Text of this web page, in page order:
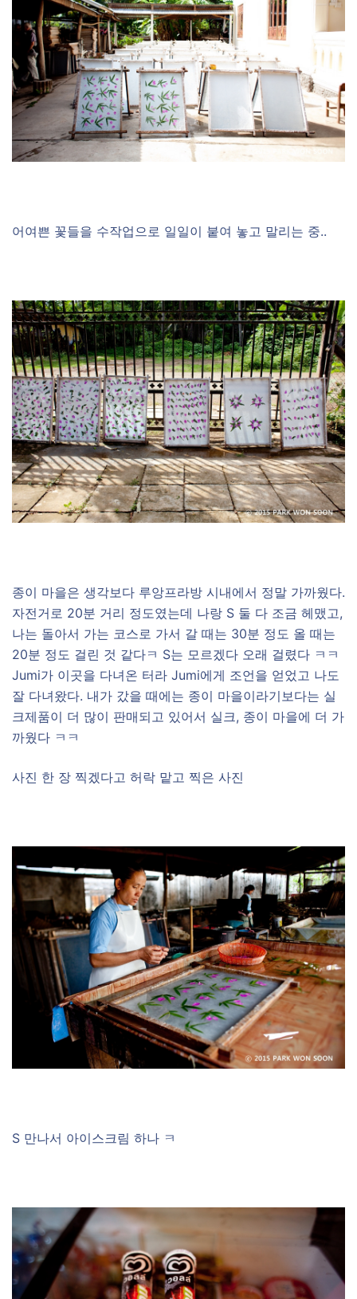
어여쁜 꽃들을 수작업으로 일일이 붙여 놓고 말리는 중..
종이 마을은 생각보다 루앙프라방 시내에서 정말 가까웠다.
자전거로 20분 거리 정도였는데 나랑 S 둘 다 조금 헤맸고,
나는 돌아서 가는 코스로 가서 갈 때는 30분 정도 올 때는
20분 정도 걸린 것 같다ㅋ S는 모르겠다 오래 걸렸다 ㅋㅋ
Jumi가 이곳을 다녀온 터라 Jumi에게 조언을 얻었고 나도
잘 다녀왔다. 내가 갔을 때에는 종이 마을이라기보다는 실
크제품이 더 많이 판매되고 있어서 실크, 종이 마을에 더 가
까웠다 ㅋㅋ
사진 한 장 찍겠다고 허락 맡고 찍은 사진
S 만나서 아이스크림 하나 ㅋ